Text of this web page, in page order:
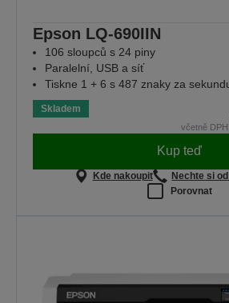
Epson LQ-690IIN
106 sloupců s 24 piny
Paralelní, USB a síť
Tiskne 1 + 6 s 487 znaky za
Skladem
včetně
Kup teď
Kde nakoupit
Nechte si
Porovnat